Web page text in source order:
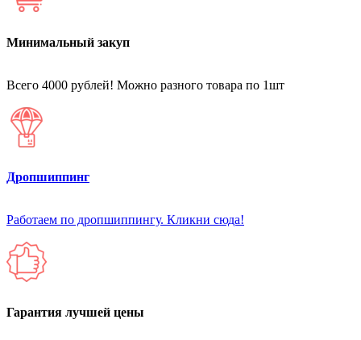
Минимальный закуп
Всего 4000 рублей! Можно разного товара по 1шт
Дропшиппинг
Работаем по дропшиппингу. Кликни сюда!
Гарантия лучшей цены